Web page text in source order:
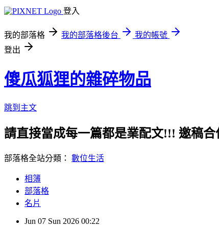
登入
我的部落格 我的部落格後台
我的帳號
登出
傻瓜狐狸的雜碎物品
跳到主文
請直接當成每一篇都是業配文!!! 邀稿
部落格全站分類： 數位生活
相簿
部落格
名片
Jun 07 Sun 2026 00:22